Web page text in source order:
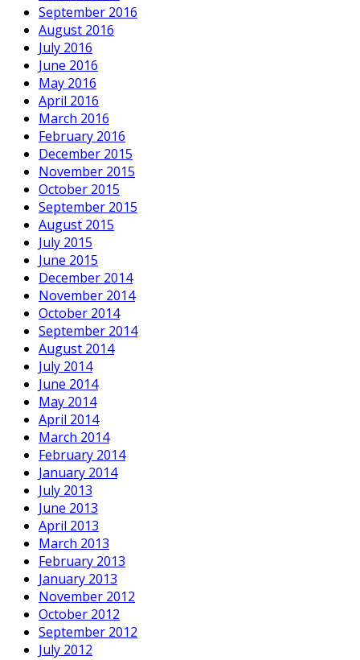
September 2016
August 2016
July 2016
June 2016
May 2016
April 2016
March 2016
February 2016
December 2015
November 2015
October 2015
September 2015
August 2015
July 2015
June 2015
December 2014
November 2014
October 2014
September 2014
August 2014
July 2014
June 2014
May 2014
April 2014
March 2014
February 2014
January 2014
July 2013
June 2013
April 2013
March 2013
February 2013
January 2013
November 2012
October 2012
September 2012
July 2012